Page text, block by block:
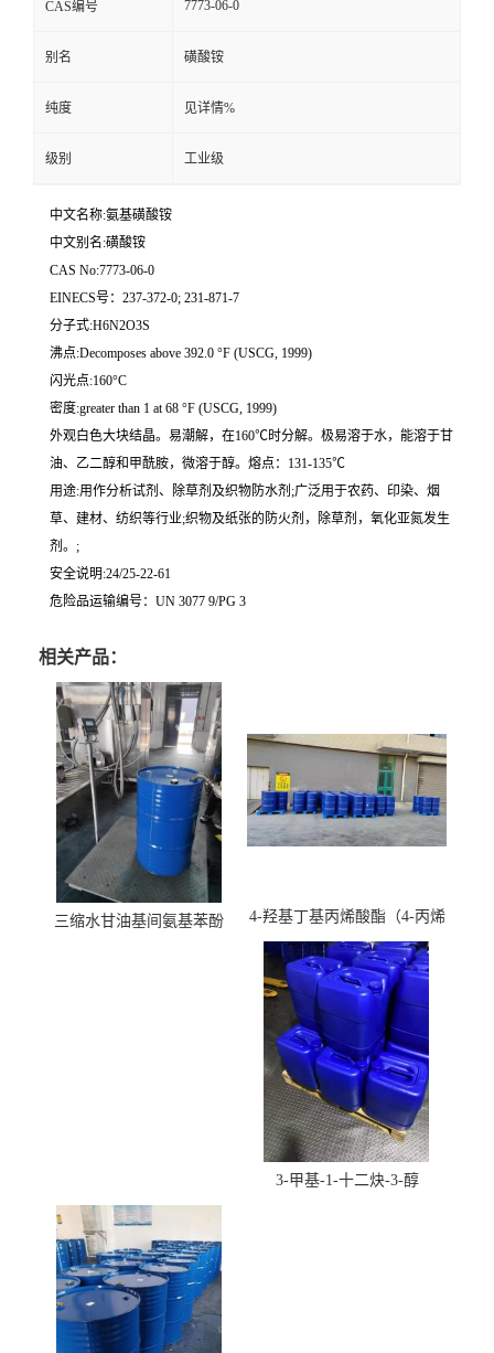
CAS编号 7773-06-0
别名 磺酸铵
纯度 见详情%
级别 工业级
中文名称:氨基磺酸铵
中文别名:磺酸铵
CAS No:7773-06-0
EINECS号：237-372-0; 231-871-7
分子式:H6N2O3S
沸点:Decomposes above 392.0 °F (USCG, 1999)
闪光点:160°C
密度:greater than 1 at 68 °F (USCG, 1999)
外观白色大块结晶。易潮解，在160℃时分解。极易溶于水，能溶于甘
油、乙二醇和甲酰胺，微溶于醇。熔点：131-135℃
用途:用作分析试剂、除草剂及织物防水剂;广泛用于农药、印染、烟
草、建材、纺织等行业;织物及纸张的防火剂，除草剂，氧化亚氮发生
剂。;
安全说明:24/25-22-61
危险品运输编号：UN 3077 9/PG 3
相关产品：
三缩水甘油基间氨基苯酚
4-羟基丁基丙烯酸酯（4-丙烯
酸羟丁酯）
3-甲基-1-十二炔-3-醇